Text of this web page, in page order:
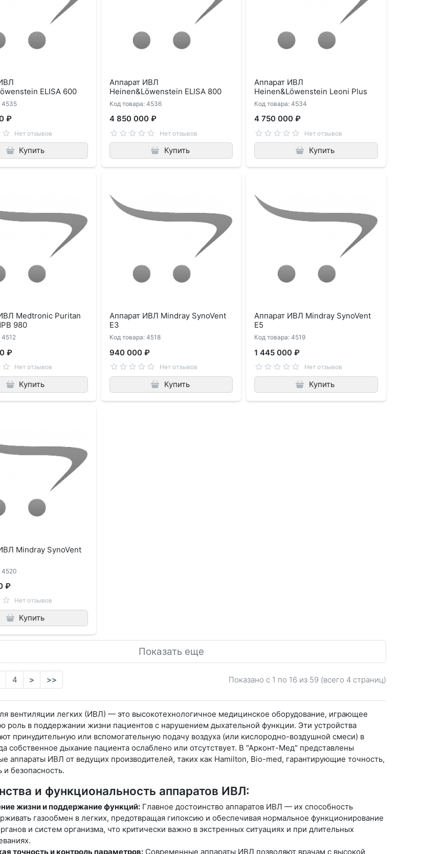
ELISA 600
4535
₽
Нет отзывов
Купить
Аппарат ИВЛ
Heinen&Löwenstein ELISA 800
Код товара: 4536
4 850 000 ₽
Нет отзывов
Купить
Аппарат ИВЛ
Heinen&Löwenstein Leoni Plus
Код товара: 4534
4 750 000 ₽
Нет отзывов
Купить
Medtronic Puritan
980
4512
₽
Нет отзывов
Купить
Аппарат ИВЛ Mindray SynoVent
E3
Код товара: 4518
940 000 ₽
Нет отзывов
Купить
Аппарат ИВЛ Mindray SynoVent
E5
Код товара: 4519
1 445 000 ₽
Нет отзывов
Купить
Mindray SynoVent
4520
₽
Нет отзывов
Купить
Показать еще
Показано с 1 по 16 из 59 (всего 4 страниц)
4 > >>
вентиляции легких (ИВЛ) — это высокотехнологичное медицинское оборудование, играющее
роль в поддержании жизни пациентов с нарушением дыхательной функции. Эти устройства
принудительную или вспомогательную подачу воздуха (или кислородно-воздушной смеси) в
собственное дыхание пациента ослаблено или отсутствует. В "Арконт-Мед" представлены
аппараты ИВЛ от ведущих производителей, таких как Hamilton, Bio-med, гарантирующие точность,
и безопасность.
и функциональность аппаратов ИВЛ:
жизни и поддержание функций:Главное достоинство аппаратов ИВЛ — их способность
газообмен в легких, предотвращая гипоксию и обеспечивая нормальное функционирование
и систем организма, что критически важно в экстренных ситуациях и при длительных
точность и контроль параметров:Современные аппараты ИВЛ позволяют врачам с высокой